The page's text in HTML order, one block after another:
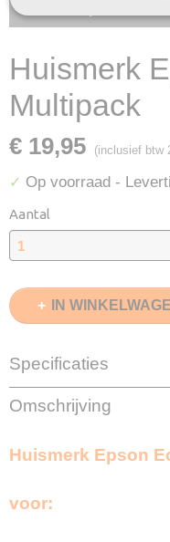
Huismerk
Multipack
€ 19,95 (inclusief btw
✓ Op voorraad -
Aantal
IN
Specificaties
EAN code
8720874661962
70ml
Omschrijving
Huismerk Epson
voor: